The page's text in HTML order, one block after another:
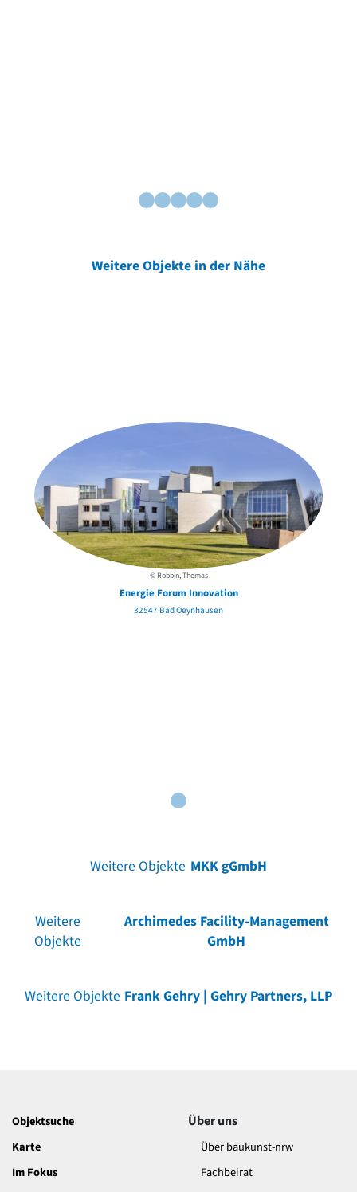
Weitere Objekte in der Nähe
© Robbin, Thomas
Energie Forum Innovation
32547 Bad Oeynhausen
Weitere Objekte MKK gGmbH
Weitere
Objekte
Archimedes Facility-Management
GmbH
Weitere Objekte Frank Gehry | Gehry Partners, LLP
Objektsuche
Karte
Im Fokus
Über uns
Über baukunst-nrw
Fachbeirat